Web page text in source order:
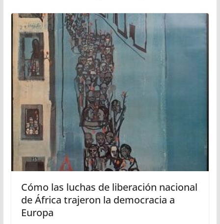
Cómo las luchas de liberación nacional
de África trajeron la democracia a
Europa